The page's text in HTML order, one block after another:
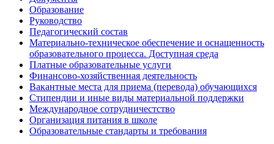
Образование
Руководство
Педагогический состав
Материально-техническое обеспечение и оснащенность
образовательного процесса. Доступная среда
Платные образовательные услуги
Финансово-хозяйственная деятельность
Вакантные места для приема (перевода) обучающихся
Стипендии и иные виды материальной поддержки
Международное сотрудничестство
Организация питания в школе
Образовательные стандарты и требования